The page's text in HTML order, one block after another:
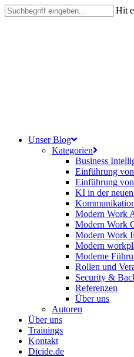
Skip
to
Hit
search
Menu
Unser Blog
Kategorien
Business
Einführung
Einführung
KI in der
Modern Work
Modern Work
Modern Work
Modern
Moderne
Rollen und
Security &
Referenzen
Über uns
Autoren
Über uns
Trainings
Kontakt
Dicide.de